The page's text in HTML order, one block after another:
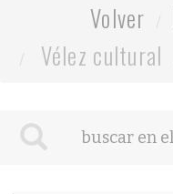
Volver
Vélez cultural